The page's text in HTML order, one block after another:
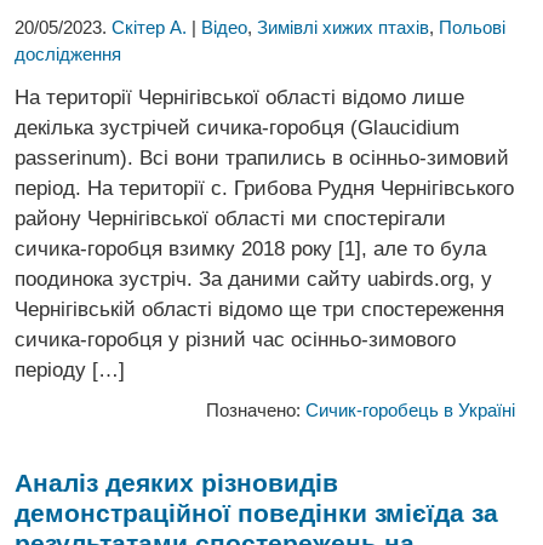
20/05/2023. Скітер А. | Відео, Зимівлі хижих птахів, Польові
дослідження
На території Чернігівської області відомо лише
декілька зустрічей сичика-горобця (Glaucidium
passerinum). Всі вони трапились в осінньо-зимовий
період. На території с. Грибова Рудня Чернігівського
району Чернігівської області ми спостерігали
сичика-горобця взимку 2018 року [1], але то була
поодинока зустріч. За даними сайту uabirds.org, у
Чернігівській області відомо ще три спостереження
сичика-горобця у різний час осінньо-зимового
періоду […]
Позначено:Сичик-горобець в Україні
Аналіз деяких різновидів
демонстраційної поведінки змієїда за